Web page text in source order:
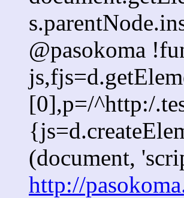
@pasokoma
[0],p=/^http:/
(document,
http://